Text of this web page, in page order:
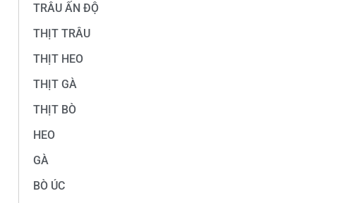
TRÂU ẤN ĐỘ
THỊT TRÂU
THỊT HEO
THỊT GÀ
THỊT BÒ
HEO
GÀ
BÒ ÚC